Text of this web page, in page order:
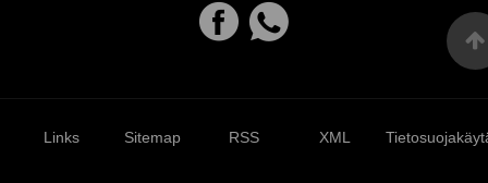
Links Sitemap RSS XML